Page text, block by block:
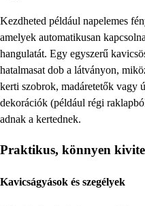
Kezdheted például napelemes
amelyek automatikusan
hangulatát. Egy egyszerű
hatalmasat dob a látványon,
kerti szobrok, madáretetők vagy
dekorációk (például régi
adnak a kertednek.
Praktikus, könnyen
Kavicságyások és szegélyek